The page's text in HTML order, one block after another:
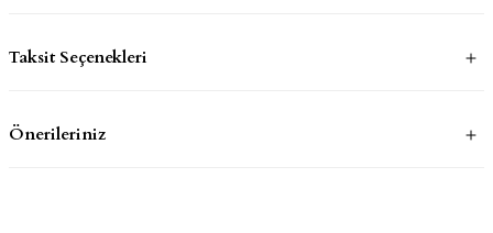
Taksit Seçenekleri
Önerileriniz